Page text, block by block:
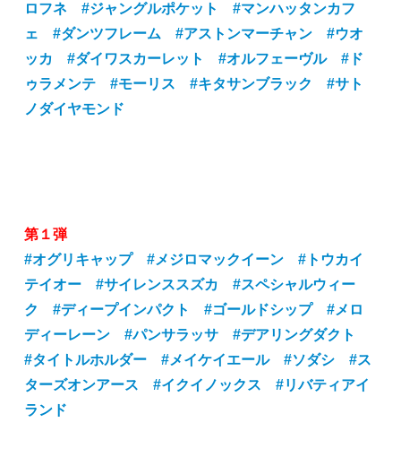
ロフネ
#ジャングルポケット
#マンハッタンカフ
ェ
#ダンツフレーム #アストンマーチャン
#ウオ
ッカ
#ダイワスカーレット #オルフェーヴル
#ド
ゥラメンテ
#モーリス #キタサンブラック
#サト
ノダイヤモンド
第１弾
#オグリキャップ
#メジロマックイーン
#トウカイ
テイオー
#サイレンススズカ
#スペシャルウィー
ク
#ディープインパクト #ゴールドシップ
#メロ
ディーレーン
#パンサラッサ
#デアリングダクト
#タイトルホルダー
#メイケイエール #ソダシ
#ス
ターズオンアース
#イクイノックス
#リバティアイ
ランド